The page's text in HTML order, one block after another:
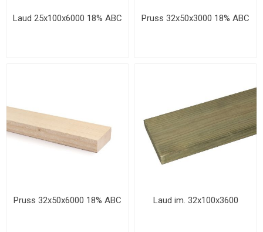
Laud 25x100x6000 18% ABC Pruss 32x50x3000 18% ABC
Pruss 32x50x6000 18% ABC Laud im. 32x100x3600